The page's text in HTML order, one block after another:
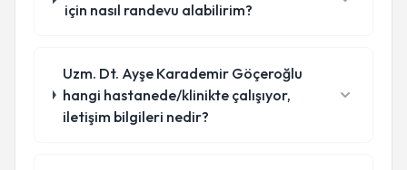
için nasıl randevu alabilirim?
Uzm. Dt. Ayşe Karademir Göçeroğlu
hangi hastanede/klinikte çalışıyor,
iletişim bilgileri nedir?